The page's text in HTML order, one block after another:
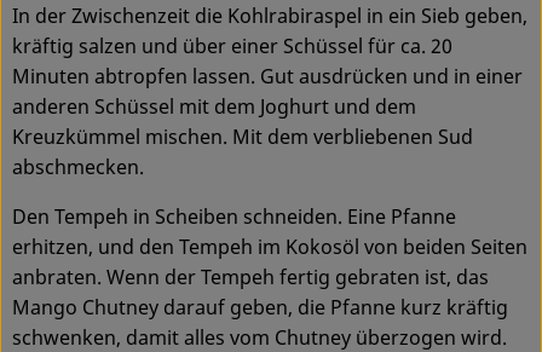
In der Zwischenzeit die Kohlrabiraspel in ein Sieb geben,
kräftig salzen und über einer Schüssel für ca. 20
Minuten abtropfen lassen. Gut ausdrücken und in einer
anderen Schüssel mit dem Joghurt und dem
Kreuzkümmel mischen. Mit dem verbliebenen Sud
abschmecken.
Den Tempeh in Scheiben schneiden. Eine Pfanne
erhitzen, und den Tempeh im Kokosöl von beiden Seiten
anbraten. Wenn der Tempeh fertig gebraten ist, das
Mango Chutney darauf geben, die Pfanne kurz kräftig
schwenken, damit alles vom Chutney überzogen wird.